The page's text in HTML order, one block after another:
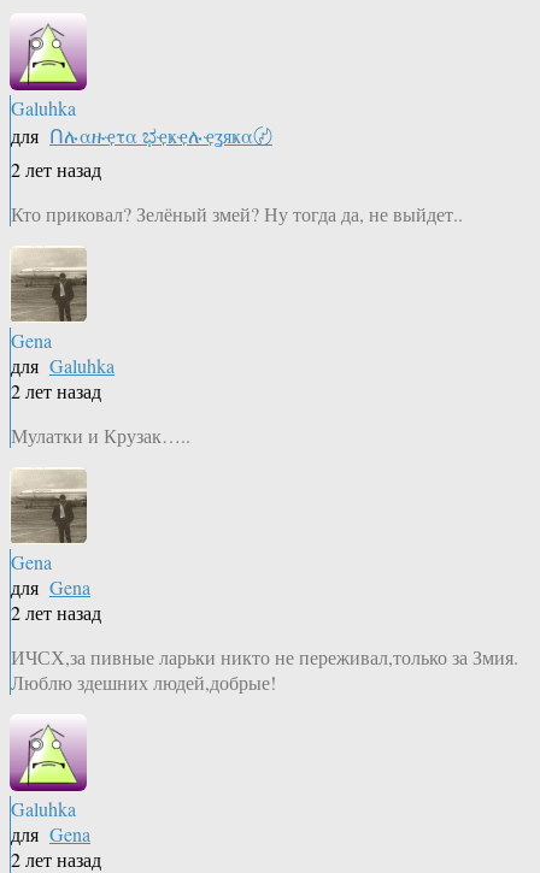
Galuhka
для Ոሉαዙҿτα ಭҿҝҿሉҿʓяҝα〄
2 лет назад
Кто приковал? Зелёный змей? Ну тогда да, не выйдет..
Gena
для Galuhka
2 лет назад
Мулатки и Крузак…..
Gena
для Gena
2 лет назад
ИЧСХ,за пивные ларьки никто не переживал,только за Змия.
Люблю здешних людей,добрые!
Galuhka
для Gena
2 лет назад